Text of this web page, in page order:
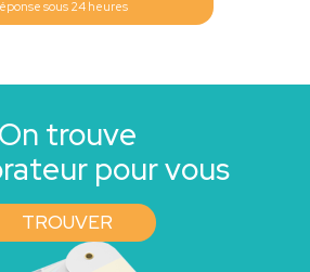
sous 24 heures
On trouve
pour vous
TROUVER